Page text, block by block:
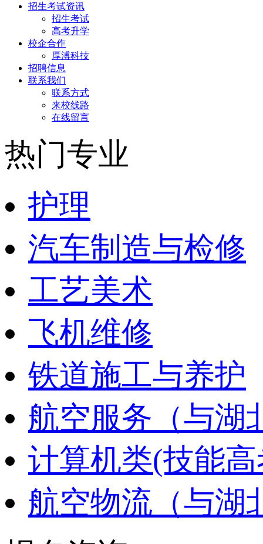
招生考试资讯
招生考试
高考升学
校企合作
厚溥科技
招聘信息
联系我们
联系方式
来校线路
在线留言
热门专业
护理
汽车制造与检修
工艺美术
飞机维修
铁道施工与养护
航空服务（与湖
计算机类(技能
航空物流（与湖